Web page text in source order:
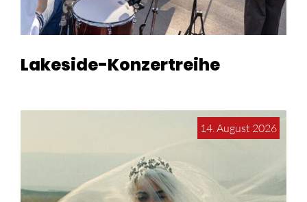
Lakeside-Konzertreihe
14. August 2026